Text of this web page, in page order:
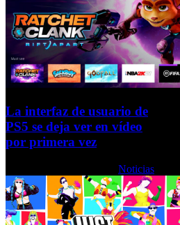
La interfaz de usuario de
PS5 se deja ver en vídeo
por primera vez
Noticias